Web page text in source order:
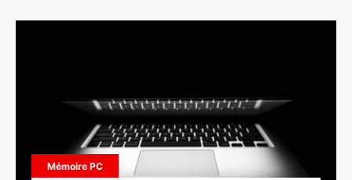
Mémoire PC